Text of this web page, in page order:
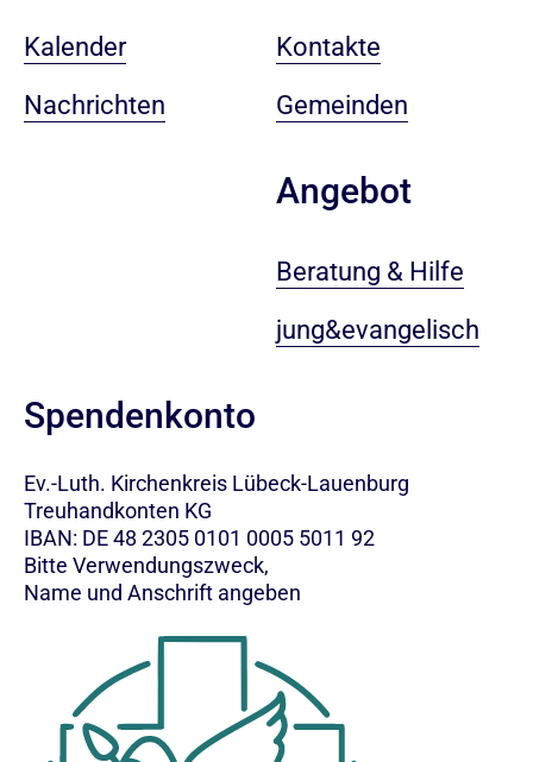
Kalender
Nachrichten
Kontakte
Gemeinden
Angebot
Beratung & Hilfe
jung&evangelisch
Spendenkonto
Ev.-Luth. Kirchenkreis Lübeck-Lauenburg
Treuhandkonten KG
IBAN: DE 48 2305 0101 0005 5011 92
Bitte Verwendungszweck,
Name und Anschrift angeben